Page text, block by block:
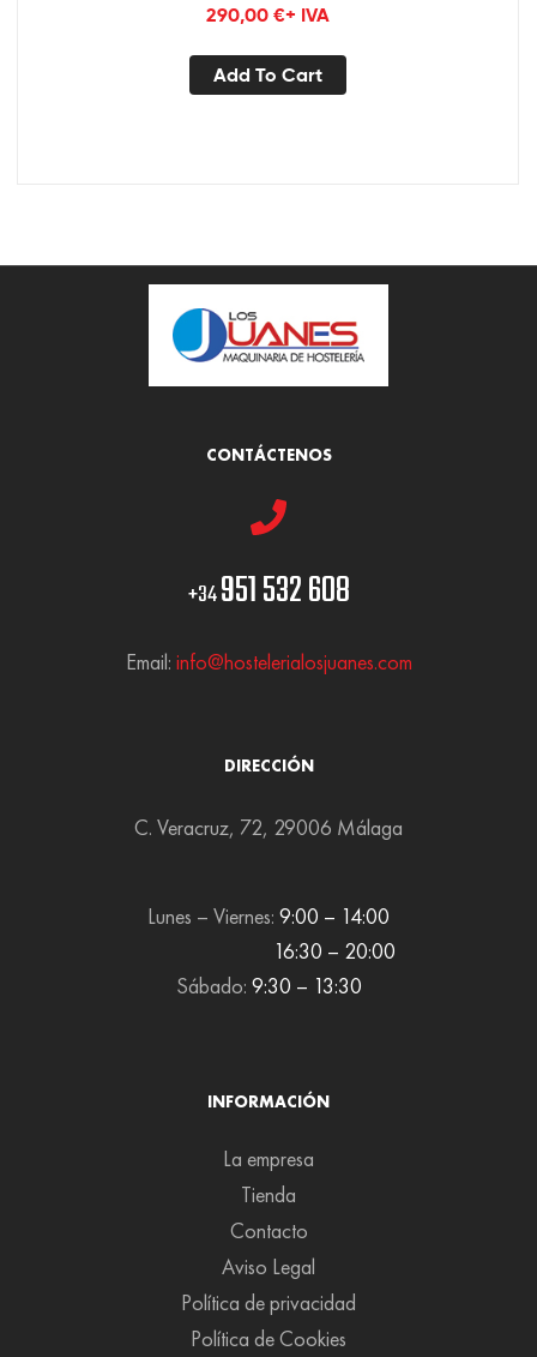
290,00 €+ IVA
Add To Cart
CONTÁCTENOS
+34951 532 608
Email: info@hostelerialosjuanes.com
DIRECCIÓN
C. Veracruz, 72, 29006 Málaga
Lunes – Viernes: 9:00 – 14:00
16:30 – 20:00
Sábado: 9:30 – 13:30
INFORMACIÓN
La empresa
Tienda
Contacto
Aviso Legal
Política de privacidad
Política de Cookies